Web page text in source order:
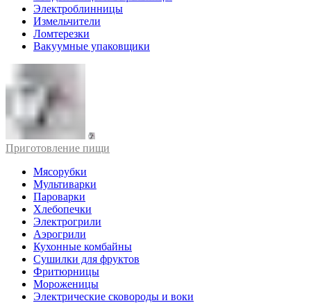
Электроблинницы
Измельчители
Ломтерезки
Вакуумные упаковщики
Приготовление пищи
Мясорубки
Мультиварки
Пароварки
Хлебопечки
Электрогрили
Аэрогрили
Кухонные комбайны
Сушилки для фруктов
Фритюрницы
Мороженицы
Электрические сковороды и воки